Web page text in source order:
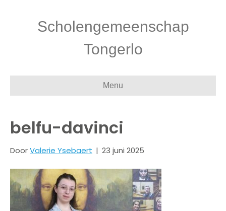
Scholengemeenschap
Tongerlo
Menu
belfu-davinci
DoorValerie Ysebaert | 23 juni 2025